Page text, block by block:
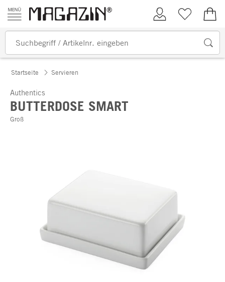
Zum Inhalt springen
Kundenkonto
Merkliste
Startseite Servieren
Authentics
BUTTERDOSE SMART
Groß